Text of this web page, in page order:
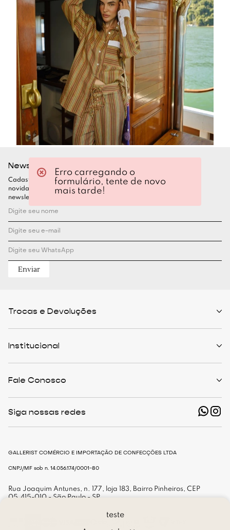
teste
Newsletter
Cadastre-se para ficar por dentro de todas as nossas
novidades. Garanta seu desconto assinando nossa
newsletter
Enviar
Trocas e Devoluções
Formas de Pagamento
Cashback
Institucional
The Outlist
Nossas Lojas
Trabalhe Conosco
Fale Conosco
shop@gallerist.com.br
Siga nossas redes
GALLERIST COMÉRCIO E IMPORTAÇÃO DE CONFECÇÕES LTDA
CNPJ/MF sob n. 14.056.174/0001-80
Rua Joaquim Antunes, n. 177, loja 183, Bairro Pinheiros, CEP
05.415-010 - São Paulo - SP
Erro carregando o
formulário, tente de novo
mais tarde!